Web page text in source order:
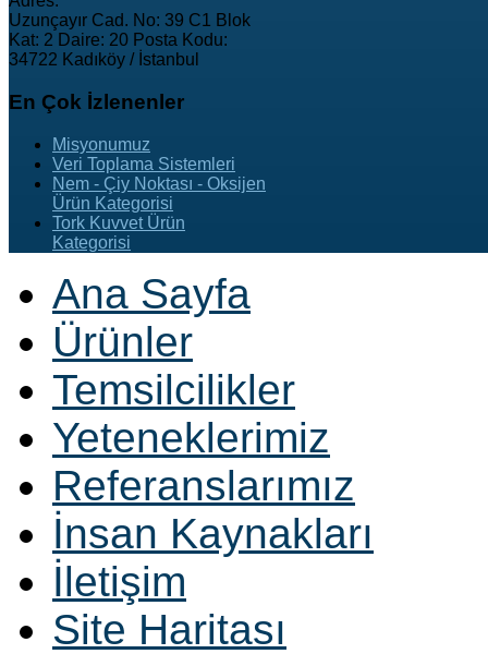
Uzunçayır Cad. No: 39 C1 Blok
Kat: 2 Daire: 20 Posta Kodu:
34722 Kadıköy / İstanbul
En Çok İzlenenler
Misyonumuz
Veri Toplama Sistemleri
Nem - Çiy Noktası - Oksijen
Ürün Kategorisi
Tork Kuvvet Ürün
Kategorisi
Ana Sayfa
Ürünler
Temsilcilikler
Yeteneklerimiz
Referanslarımız
İnsan Kaynakları
İletişim
Site Haritası